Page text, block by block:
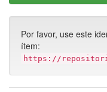
Por favor, use este
ítem:
https://